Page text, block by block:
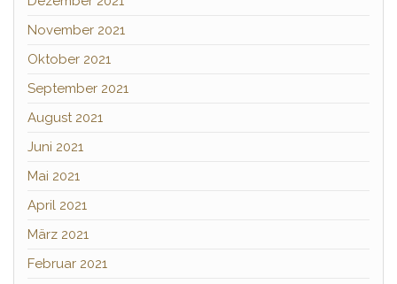
November 2021
Oktober 2021
September 2021
August 2021
Juni 2021
Mai 2021
April 2021
März 2021
Februar 2021